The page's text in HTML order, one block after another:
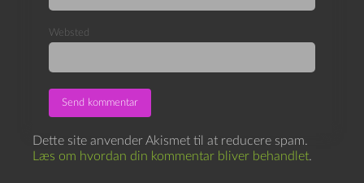
Websted
Dette site anvender Akismet til at reducere spam.
Læs om hvordan din kommentar bliver behandlet.